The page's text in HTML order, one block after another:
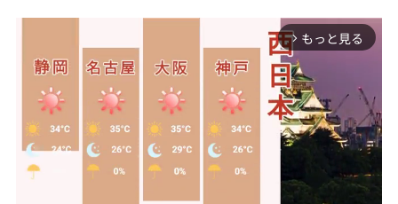
arrow_forward_ios もっと見る